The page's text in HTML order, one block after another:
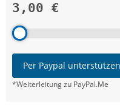
3,00 €
Per Paypal
*Weiterleitung zu PayPal.Me